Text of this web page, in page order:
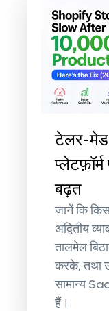
टेलर-मेड
बढ़त
जानें कि
अद्वितीय
तालमेल
करके, तथा
सामान्य
हैं।